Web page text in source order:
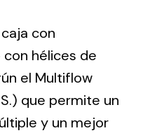
into the group
products for
con
hélices de
el Multiflow
que permite un
y un mejor